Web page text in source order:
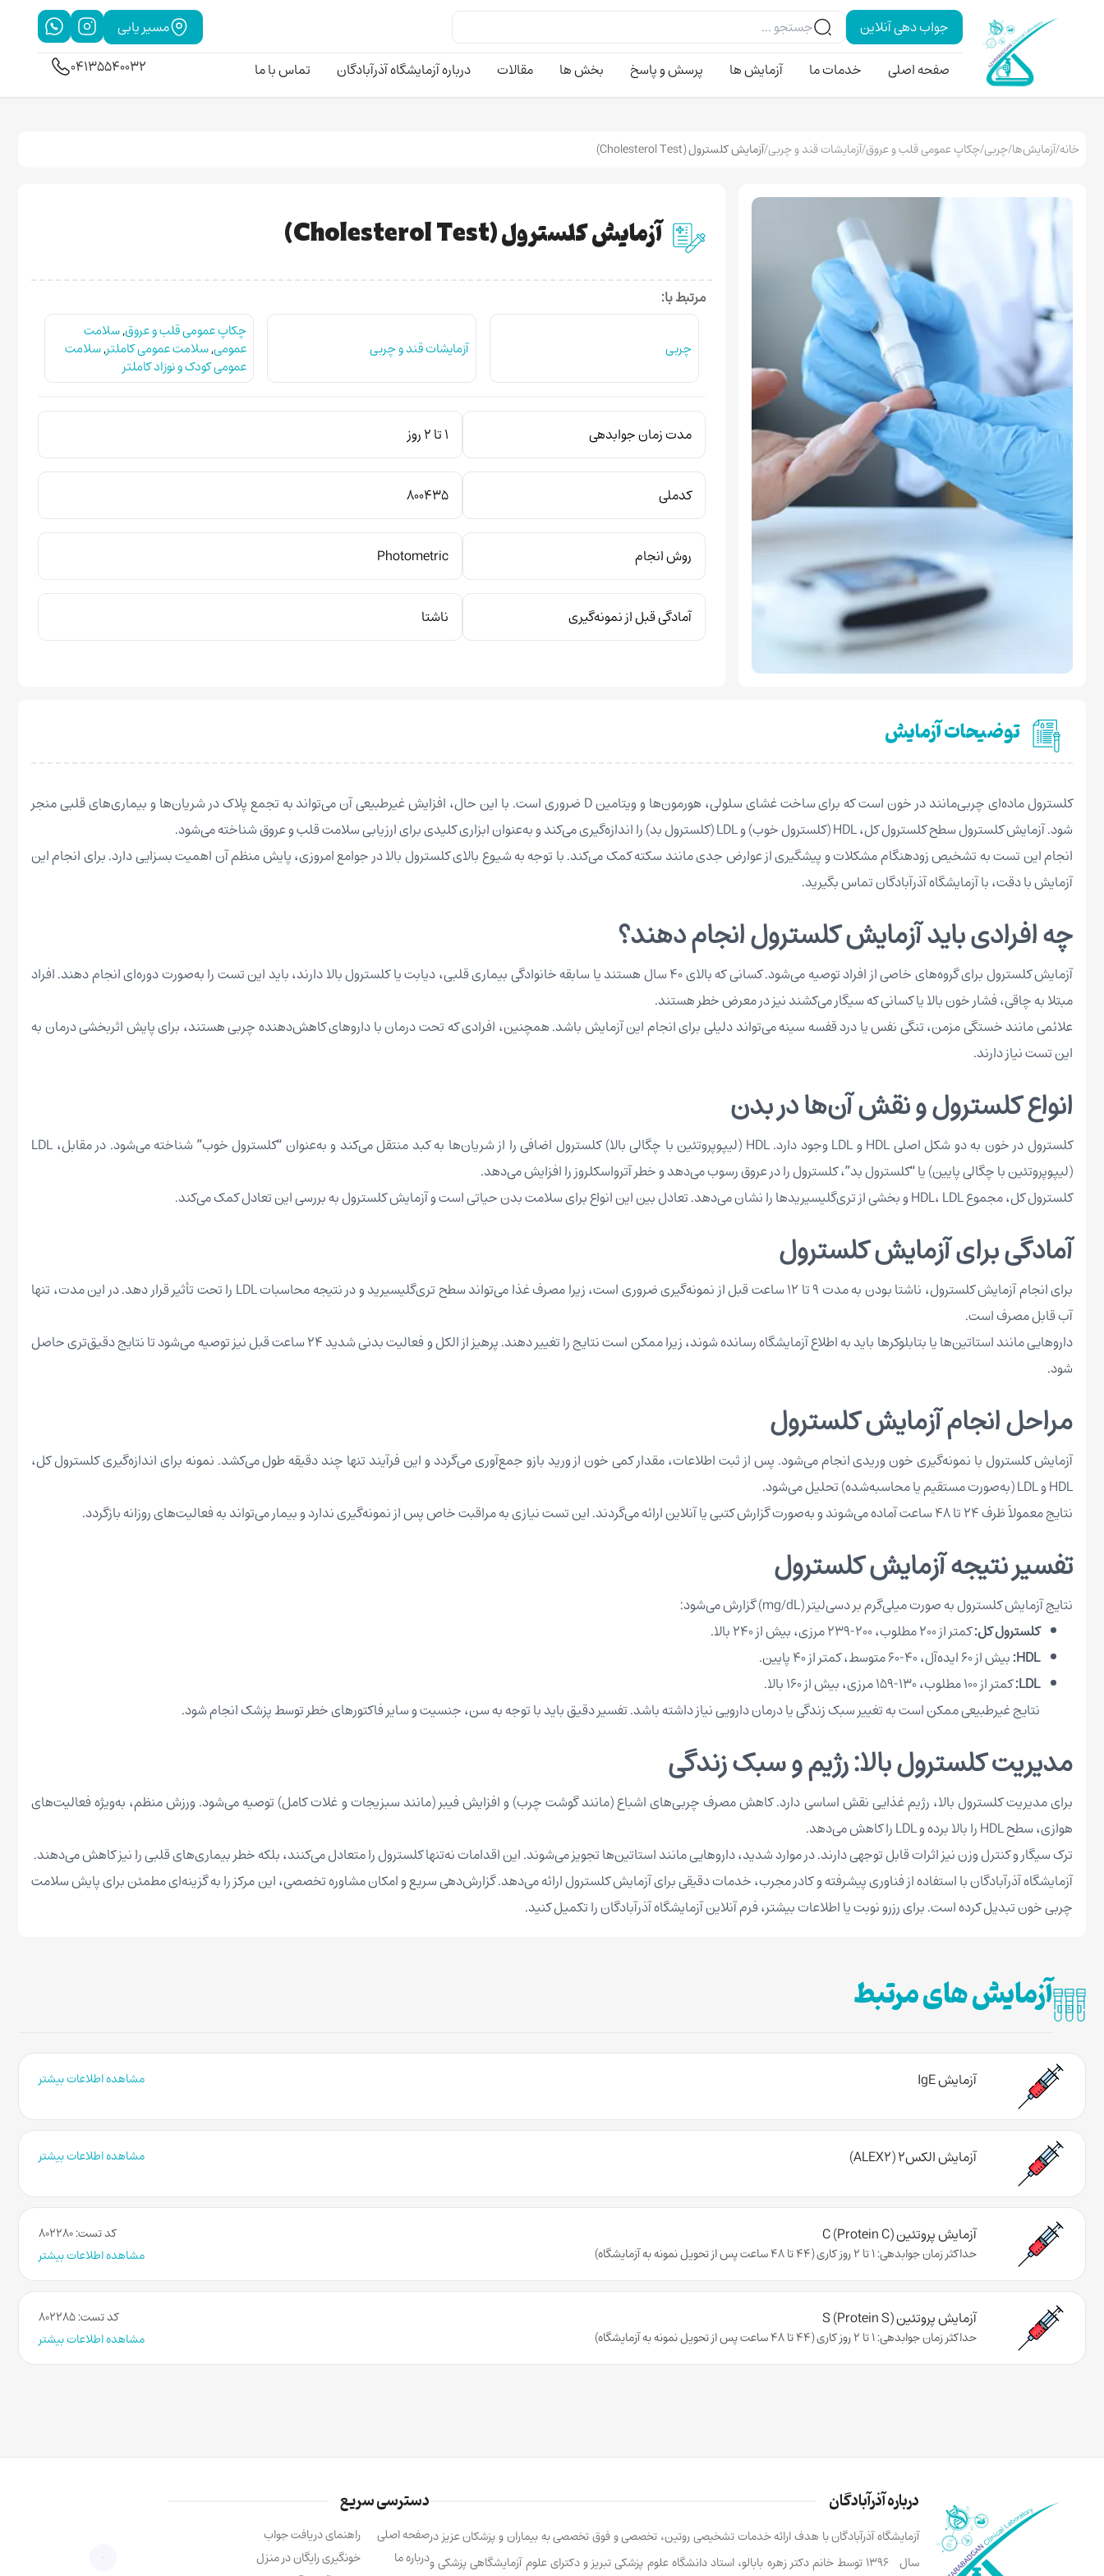
جواب دهی آنلاین
مسیر یابی
صفحه اصلی
خدمات ما آزمایش ها پرسش و پاسخ بخش ها مقالات درباره آزمایشگاه آذرآبادگان تماس با ما 04135540032
خانه/آزمایش‌ها/چربی/چکاپ عمومی قلب و عروق/آزمایشات قند و چربی/آزمایش کلسترول (Cholesterol Test)
آزمایش کلسترول (Cholesterol Test)
مرتبط با:
چربی آزمایشات قند و چربی
چکاپ عمومی قلب و عروق,سلامت
عمومی,سلامت عمومی کاملتر,سلامت
عمومی کودک و نوزاد کاملتر
مدت زمان جوابدهی 1 تا 2 روز
کدملی ۸۰۰۴۳۵
روش انجام Photometric
آمادگی قبل از نمونه‌گیری ناشتا
توضیحات آزمایش
کلسترول ماده‌ای چربی‌مانند در خون است که برای ساخت غشای سلولی، هورمون‌ها و ویتامین D ضروری است. با این حال، افزایش غیرطبیعی آن می‌تواند به تجمع پلاک در شریان‌ها و بیماری‌های قلبی منجر
شود. آزمایش کلسترول سطح کلسترول کل، HDL (کلسترول خوب) و LDL (کلسترول بد) را اندازه‌گیری می‌کند و به‌عنوان ابزاری کلیدی برای ارزیابی سلامت قلب و عروق شناخته می‌شود.
انجام این تست به تشخیص زودهنگام مشکلات و پیشگیری از عوارض جدی مانند سکته کمک می‌کند. با توجه به شیوع بالای کلسترول بالا در جوامع امروزی، پایش منظم آن اهمیت بسزایی دارد. برای انجام این
آزمایش با دقت، با آزمایشگاه آذرآبادگان تماس بگیرید.
چه افرادی باید آزمایش کلسترول انجام دهند؟
آزمایش کلسترول برای گروه‌های خاصی از افراد توصیه می‌شود. کسانی که بالای ۴۰ سال هستند یا سابقه خانوادگی بیماری قلبی، دیابت یا کلسترول بالا دارند، باید این تست را به‌صورت دوره‌ای انجام دهند. افراد
مبتلا به چاقی، فشار خون بالا یا کسانی که سیگار می‌کشند نیز در معرض خطر هستند.
علائمی مانند خستگی مزمن، تنگی نفس یا درد قفسه سینه می‌تواند دلیلی برای انجام این آزمایش باشد. همچنین، افرادی که تحت درمان با داروهای کاهش‌دهنده چربی هستند، برای پایش اثربخشی درمان به
این تست نیاز دارند.
انواع کلسترول و نقش آن‌ها در بدن
کلسترول در خون به دو شکل اصلی HDL و LDL وجود دارد. HDL (لیپوپروتئین با چگالی بالا) کلسترول اضافی را از شریان‌ها به کبد منتقل می‌کند و به‌عنوان “کلسترول خوب” شناخته می‌شود. در مقابل، LDL
(لیپوپروتئین با چگالی پایین) یا “کلسترول بد”، کلسترول را در عروق رسوب می‌دهد و خطر آترواسکلروز را افزایش می‌دهد.
کلسترول کل، مجموع HDL، LDL و بخشی از تری‌گلیسیریدها را نشان می‌دهد. تعادل بین این انواع برای سلامت بدن حیاتی است و آزمایش کلسترول به بررسی این تعادل کمک می‌کند.
آمادگی برای آزمایش کلسترول
برای انجام آزمایش کلسترول، ناشتا بودن به مدت ۹ تا ۱۲ ساعت قبل از نمونه‌گیری ضروری است، زیرا مصرف غذا می‌تواند سطح تری‌گلیسیرید و در نتیجه محاسبات LDL را تحت تأثیر قرار دهد. در این مدت، تنها
آب قابل مصرف است.
داروهایی مانند استاتین‌ها یا بتابلوکرها باید به اطلاع آزمایشگاه رسانده شوند، زیرا ممکن است نتایج را تغییر دهند. پرهیز از الکل و فعالیت بدنی شدید ۲۴ ساعت قبل نیز توصیه می‌شود تا نتایج دقیق‌تری حاصل
شود.
مراحل انجام آزمایش کلسترول
آزمایش کلسترول با نمونه‌گیری خون وریدی انجام می‌شود. پس از ثبت اطلاعات، مقدار کمی خون از ورید بازو جمع‌آوری می‌گردد و این فرآیند تنها چند دقیقه طول می‌کشد. نمونه برای اندازه‌گیری کلسترول کل،
HDL و LDL (به‌صورت مستقیم یا محاسبه‌شده) تحلیل می‌شود.
نتایج معمولاً ظرف ۲۴ تا ۴۸ ساعت آماده می‌شوند و به‌صورت گزارش کتبی یا آنلاین ارائه می‌گردند. این تست نیازی به مراقبت خاص پس از نمونه‌گیری ندارد و بیمار می‌تواند به فعالیت‌های روزانه بازگردد.
تفسیر نتیجه آزمایش کلسترول
نتایج آزمایش کلسترول به صورت میلی‌گرم بر دسی‌لیتر (mg/dL) گزارش می‌شود:
کلسترول کل:کمتر از ۲۰۰ مطلوب، ۲۰۰-۲۳۹ مرزی، بیش از ۲۴۰ بالا.
HDL: بیش از ۶۰ ایده‌آل، ۴۰-۶۰ متوسط، کمتر از ۴۰ پایین.
LDL: کمتر از ۱۰۰ مطلوب، ۱۳۰-۱۵۹ مرزی، بیش از ۱۶۰ بالا.
نتایج غیرطبیعی ممکن است به تغییر سبک زندگی یا درمان دارویی نیاز داشته باشد. تفسیر دقیق باید با توجه به سن، جنسیت و سایر فاکتورهای خطر توسط پزشک انجام شود.
مدیریت کلسترول بالا: رژیم و سبک زندگی
برای مدیریت کلسترول بالا، رژیم غذایی نقش اساسی دارد. کاهش مصرف چربی‌های اشباع (مانند گوشت چرب) و افزایش فیبر (مانند سبزیجات و غلات کامل) توصیه می‌شود. ورزش منظم، به‌ویژه فعالیت‌های
هوازی، سطح HDL را بالا برده و LDL را کاهش می‌دهد.
ترک سیگار و کنترل وزن نیز اثرات قابل توجهی دارند. در موارد شدید، داروهایی مانند استاتین‌ها تجویز می‌شوند. این اقدامات نه‌تنها کلسترول را متعادل می‌کنند، بلکه خطر بیماری‌های قلبی را نیز کاهش می‌دهند.
آزمایشگاه آذرآبادگان با استفاده از فناوری پیشرفته و کادر مجرب، خدمات دقیقی برای آزمایش کلسترول ارائه می‌دهد. گزارش‌دهی سریع و امکان مشاوره تخصصی، این مرکز را به گزینه‌ای مطمئن برای پایش سلامت
چربی خون تبدیل کرده است. برای رزرو نوبت یا اطلاعات بیشتر، فرم آنلاین آزمایشگاه آذرآبادگان را تکمیل کنید.
آزمایش های مرتبط
آزمایش IgE مشاهده اطلاعات بیشتر
آزمایش الکس۲ (ALEX2) مشاهده اطلاعات بیشتر
آزمایش پروتئین C (Protein C)
حداکثر زمان جوابدهی: 1 تا 2 روز کاری (44 تا 48 ساعت پس از تحویل نمونه به آزمایشگاه)
کد تست: ۸۰۲۲۸۰
مشاهده اطلاعات بیشتر
آزمایش پروتئین S (Protein S)
حداکثر زمان جوابدهی: 1 تا 2 روز کاری (44 تا 48 ساعت پس از تحویل نمونه به آزمایشگاه)
کد تست: ۸۰۲۲۸۵
مشاهده اطلاعات بیشتر
درباره آذرآبادگان
آزمایشگاه آذرآبادگان با هدف ارائه خدمات تشخیصی روتین، تخصصی و فوق تخصصی به بیماران و پزشکان عزیز در
سال ۱۳۹۶ توسط خانم دکتر زهره بابالو، استاد دانشگاه علوم پزشکی تبریز و دکترای علوم آزمایشگاهی پزشکی و
دسترسی سریع
صفحه اصلی
درباره ما
راهنمای دریافت جواب
خونگیری رایگان در منزل